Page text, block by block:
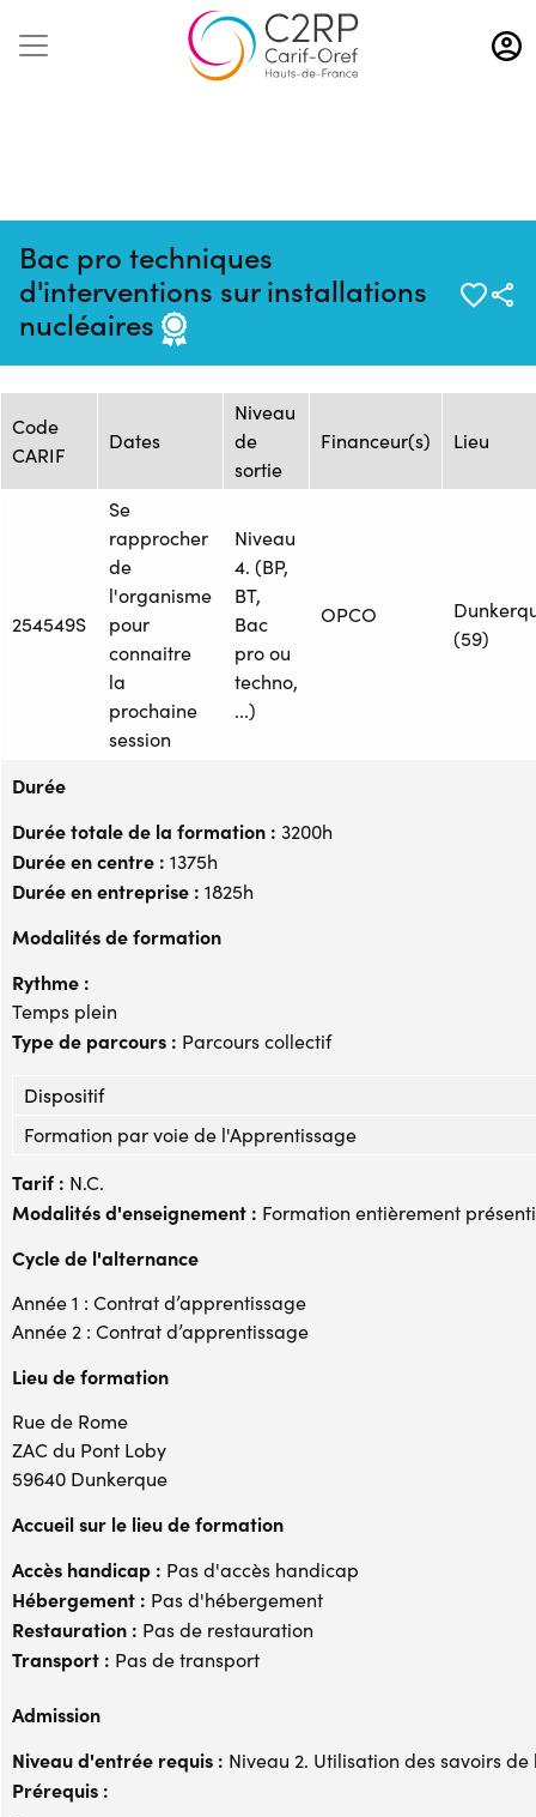
Aller
au
contenu
Bac pro techniques
d'interventions sur installations
nucléaires
Mise à jour :
24/10/2024
Formation
: 2485426F
Source : CFAI REGION NORD
PAS-DE-CALAIS - Siège
Session de formation
Code
CARIF
Dates
Niveau
de
sortie
Financeur(s) Lieu
254549S
Se
rapprocher
de
l'organisme
pour
connaitre
la
prochaine
session
Niveau
4. (BP,
BT,
Bac
pro ou
techno,
...)
OPCO
(59)
Durée
Durée totale de la formation : 3200h
Durée en centre : 1375h
Durée en entreprise : 1825h
Modalités de formation
Rythme :
Temps plein
Type de parcours : Parcours collectif
Dispositif
Formation par voie de l'Apprentissage
Tarif : N.C.
Modalités d'enseignement : Formation entièrement
Cycle de l'alternance
Année 1 : Contrat d’apprentissage
Année 2 : Contrat d’apprentissage
Lieu de formation
Rue de Rome
ZAC du Pont Loby
59640 Dunkerque
Accueil sur le lieu de formation
Accès handicap : Pas d'accès handicap
Hébergement : Pas d'hébergement
Restauration : Pas de restauration
Transport : Pas de transport
Admission
Niveau d'entrée requis : Niveau 2. Utilisation des savoirs de
Prérequis :